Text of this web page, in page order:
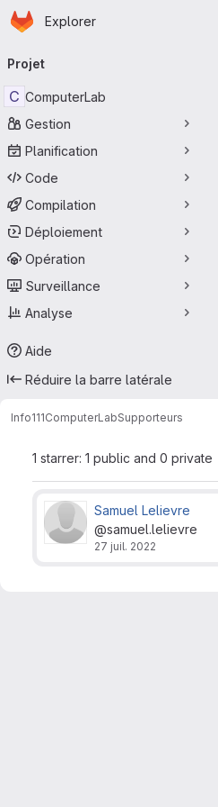
Passer au contenu principal
Page d'accueil
Explorer
principale
Projet
C ComputerLab
Gestion
Planification
Code
Compilation
Déploiement
Opération
Surveillance
Analyse
Aide
Réduire la barre latérale
Info111ComputerLabSupporteurs
1 starrer: 1 public and 0 private
Samuel Lelievre
@samuel.lelievre
27 juil. 2022